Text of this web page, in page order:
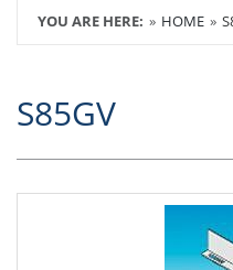
YOU ARE HERE: HOME
S85GV